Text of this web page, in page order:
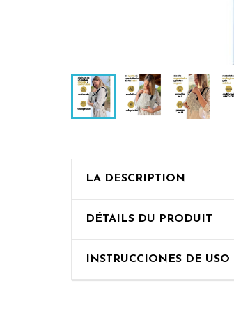
LA DESCRIPTION
DÉTAILS DU PRODUIT